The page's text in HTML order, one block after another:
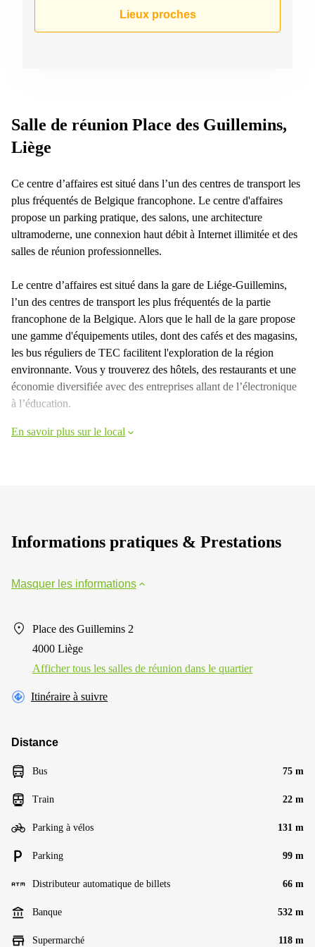
Lieux proches
Salle de réunion Place des Guillemins,
Liège
Ce centre d’affaires est situé dans l’un des centres de transport les
plus fréquentés de Belgique francophone. Le centre d'affaires
propose un parking pratique, des salons, une architecture
ultramoderne, une connexion haut débit à Internet illimitée et des
salles de réunion professionnelles.
Le centre d’affaires est situé dans la gare de Liége-Guillemins,
l’un des centres de transport les plus fréquentés de la partie
francophone de la Belgique. Alors que le hall de la gare propose
une gamme d'équipements utiles, dont des cafés et des magasins,
les bus réguliers de TEC facilitent l'exploration de la région
environnante. Vous y trouverez des hôtels, des restaurants et une
économie diversifiée avec des entreprises allant de l’électronique
à l’éducation.
En savoir plus sur le local
Informations pratiques & Prestations
Masquer les informations
Place des Guillemins 2
4000 Liège
Afficher tous les salles de réunion dans le quartier
Itinéraire à suivre
Distance
Bus 75 m
Train 22 m
Parking à vélos 131 m
Parking 99 m
Distributeur automatique de billets 66 m
Banque 532 m
Supermarché 118 m